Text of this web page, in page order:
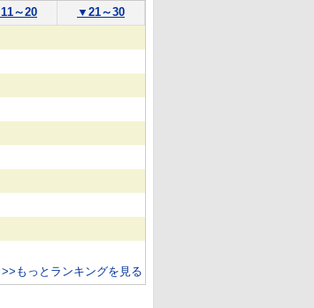
11～20 ▼ 21～30
>>もっとランキングを見る